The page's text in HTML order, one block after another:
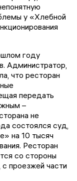
у «Хлебной
году
Администратор,
что ресторан
передать
–
не
состоялся суд,
на 10 тысяч
Ресторан
со стороны
проезжей части